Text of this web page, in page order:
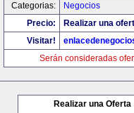
Categorias:
Negocios
Precio:
Realizar una
Visitar!
Serán consideradas
Realizar una Oferta